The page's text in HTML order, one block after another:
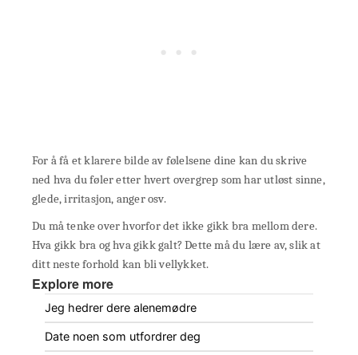
For å få et klarere bilde av følelsene dine kan du skrive
ned hva du føler etter hvert overgrep som har utløst sinne,
glede, irritasjon, anger osv.
Du må tenke over hvorfor det ikke gikk bra mellom dere.
Hva gikk bra og hva gikk galt? Dette må du lære av, slik at
ditt neste forhold kan bli vellykket.
Explore more
Jeg hedrer dere alenemødre
Date noen som utfordrer deg